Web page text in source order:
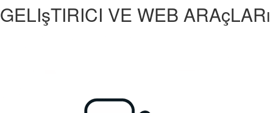
GELIşTIRICI VE WEB ARAçLARı